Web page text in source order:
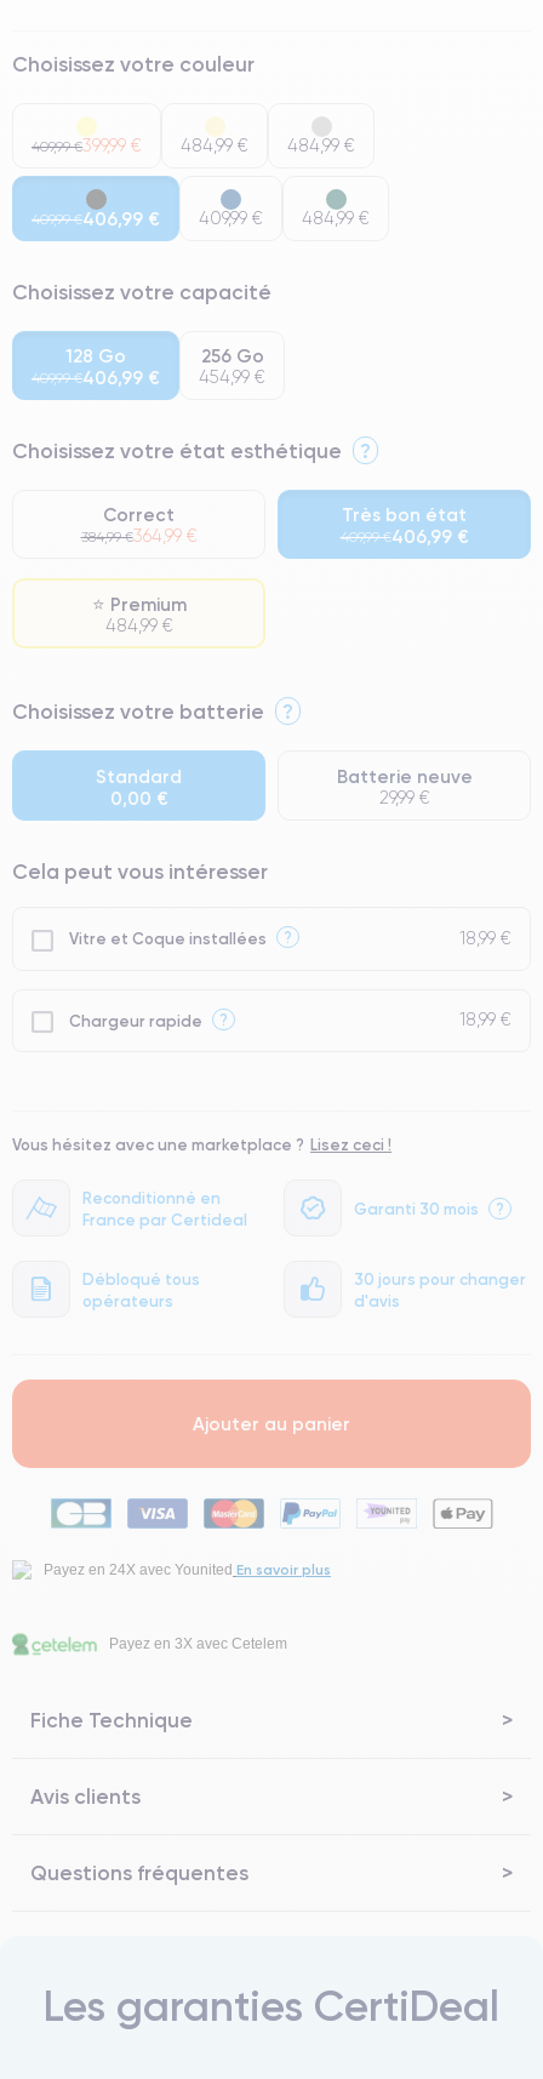
Reconditionné en
France par Certideal
Garanti 30 mois ?
Débloqué tous
opérateurs
30 jours pour changer
d'avis
Choisissez votre couleur
409,99 €399,99 € 484,99 € 484,99 €
409,99 €406,99 € 409,99 € 484,99 €
Choisissez votre capacité
128 Go
409,99 €406,99 €
256 Go
454,99 €
Choisissez votre état esthétique ?
Correct
384,99 €364,99 €
Très bon état
409,99 €406,99 €
⭐ Premium
484,99 €
⭐ Premium
● Batterie : usage intensif.
● Seuls 5% de nos téléphones ont un grade Premium.
Choisissez votre batterie ?
Standard
0,00 €
Batterie neuve
29,99 €
Cela peut vous intéresser
Vitre et Coque installées ? 18,99 €
Chargeur rapide ? 18,99 €
Vous hésitez avec une marketplace ? Lisez ceci !
Ajouter au panier
Payez en 24X avec Younited En savoir plus
Payez en 3X avec Cetelem
Fiche Technique
Avis clients
Questions fréquentes
Les garanties CertiDeal